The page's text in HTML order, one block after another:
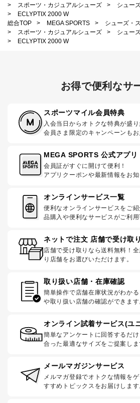
>
スポーツ・カジュアルシューズ > シュー
>
ECLYPTIX 2000 W
総合TOP
> MEGA SPORTS >
シューズ・
>
スポーツ・カジュアルシューズ > シュー
>
ECLYPTIX 2000 W
お得で便利なサ
スポーツマイル会員特典
入会当日からオトクな特典が盛り
会員さま限定のキャンペーンもお
MEGA SPORTS 公式アプリ
会員証がすぐに開けて便利！
アプリクーポンや最新情報をお知
オンラインサービス一覧
便利なオンラインサービスをご
品購入や便利なサービスがご利用
ネットで注文 店舗で受け取り
店舗で受け取りなら送料無料！
り店舗をお選びいただけます。
取り扱い店舗・在庫確認
簡単操作で店舗在庫状況がわか
や取り扱い店舗の確認ができます
オンライン試着サービス(ユ
簡単なアンケートに回答するだ
合った最適なサイズをご提案しま
メールマガジンサービス
メルマガ登録でオトクな情報を
すすめトピックスをお届けします